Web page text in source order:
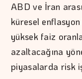
ABD ve İran
küresel enflasyon
yüksek faiz
azaltacağına
piyasalarda risk